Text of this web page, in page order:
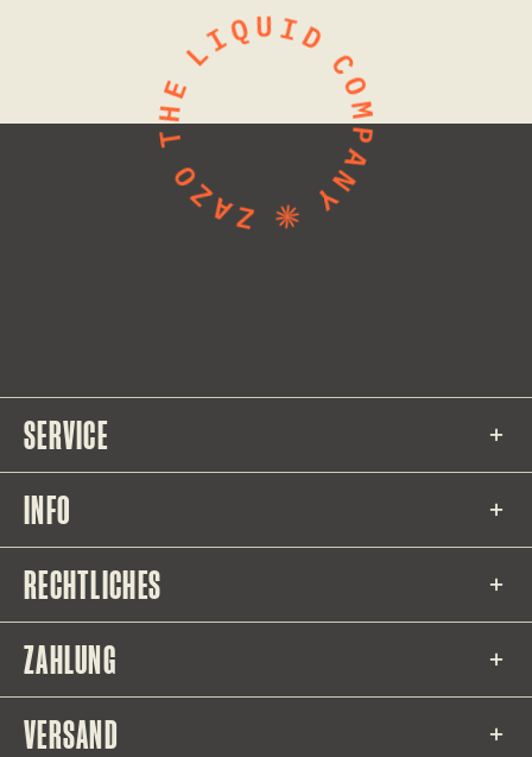
SERVICE
INFO
RECHTLICHES
ZAHLUNG
VERSAND